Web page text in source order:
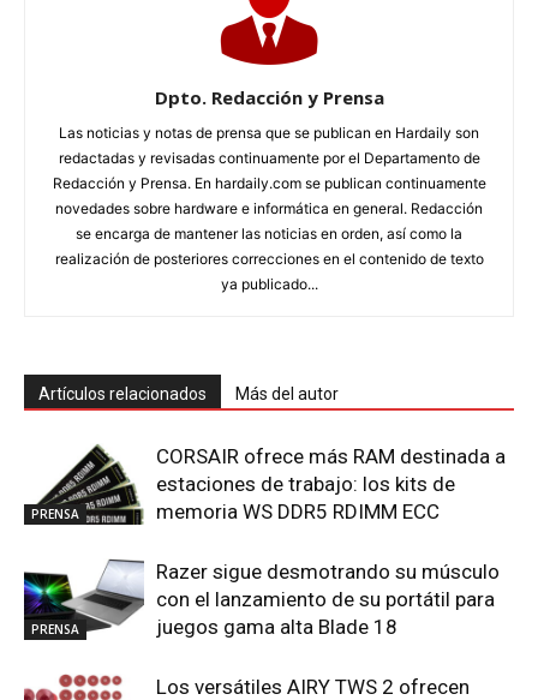
Dpto. Redacción y Prensa
Las noticias y notas de prensa que se publican en Hardaily son
redactadas y revisadas continuamente por el Departamento de
Redacción y Prensa. En hardaily.com se publican continuamente
novedades sobre hardware e informática en general. Redacción
se encarga de mantener las noticias en orden, así como la
realización de posteriores correcciones en el contenido de texto
ya publicado...
Artículos relacionados Más del autor
PRENSA
CORSAIR ofrece más RAM destinada a
estaciones de trabajo: los kits de
memoria WS DDR5 RDIMM ECC
PRENSA
Razer sigue desmotrando su músculo
con el lanzamiento de su portátil para
juegos gama alta Blade 18
Los versátiles AIRY TWS 2 ofrecen